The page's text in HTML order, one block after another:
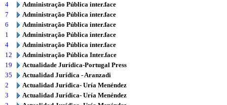
4
Administração Pública inter.face
7
Administração Pública inter.face
6
Administração Pública inter.face
1
Administração Pública inter.face
4
Administração Pública inter.face
12
Administração Pública Inter.face
19
Actualidade Jurídica-Portugal Press
35
Actualidad Jurídica - Aranzadi
2
Actualidad Jurídica- Uría Menéndez
3
Actualidad Jurídica- Uría Menéndez